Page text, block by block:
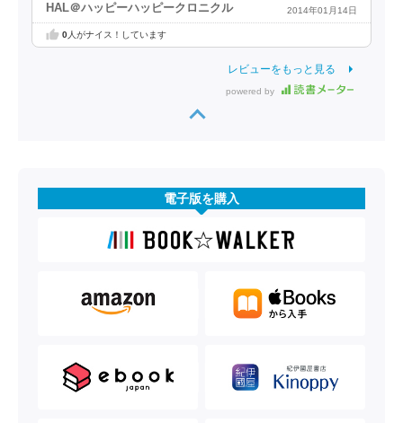
HAL＠ハッピーハッピークロニクル 2014年01月14日
0人がナイス！しています
レビューをもっと見る
powered by
電子版を購入